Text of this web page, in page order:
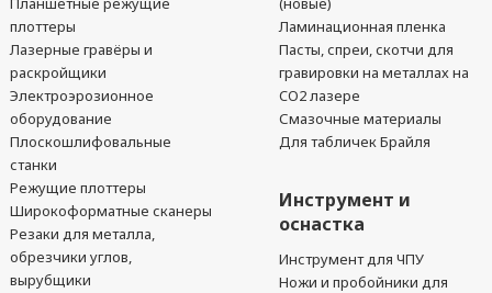
плоттеры
Лазерные гравёры и
раскройщики
Электроэрозионное
оборудование
Плоскошлифовальные
станки
Режущие плоттеры
Широкоформатные сканеры
Резаки для металла,
обрезчики углов,
вырубщики
Ламинационная пленка
Пасты, спреи, скотчи для
гравировки на металлах на
CO2 лазере
Смазочные материалы
Для табличек Брайля
Инструмент и
оснастка
Инструмент для ЧПУ
Ножи и пробойники для